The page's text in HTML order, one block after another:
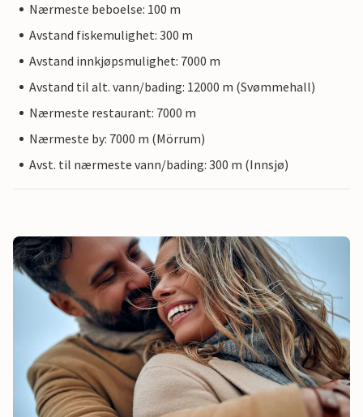
Nærmeste beboelse: 100 m
Avstand fiskemulighet: 300 m
Avstand innkjøpsmulighet: 7000 m
Avstand til alt. vann/bading: 12000 m (Svømmehall)
Nærmeste restaurant: 7000 m
Nærmeste by: 7000 m (Mörrum)
Avst. til nærmeste vann/bading: 300 m (Innsjø)